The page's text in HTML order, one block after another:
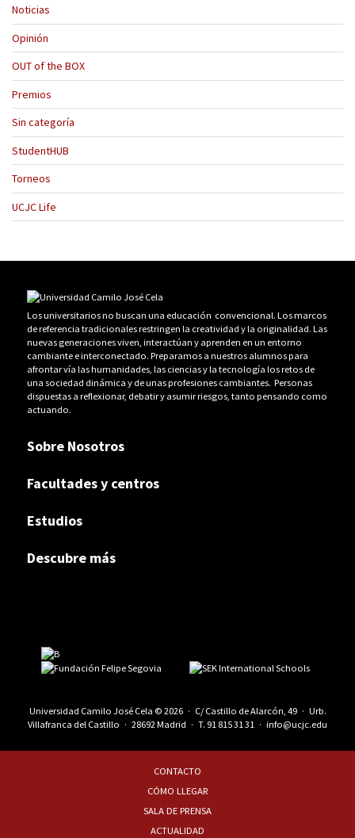
Noticias
Opinión
OUT of the BOX
Premios
Sin categoría
StudentHUB
Torneos
UCJC Life
Los universitarios no buscan una educación convencional. Los marcos
de referencia tradicionales restringen la creatividad y la originalidad. Las
nuevas generaciones viven, interactúan y aprenden en un entorno
cambiante e interconectado. Preparamos a nuestros alumnos para
afrontar vía las humanidades, las ciencias y la tecnología los retos de
una sociedad dinámica y de unas profesiones cambiantes. Personas
dispuestas a reflexionar, debatir y asumir riesgos, tanto pensando como
actuando.
Sobre Nosotros
Facultades y centros
Estudios
Descubre más
Universidad Camilo José Cela © 2026 · C/ Castillo de Alarcón, 49 · Urb.
Villafranca del Castillo · 28692 Madrid · T. 91 815 31 31 · info@ucjc.edu
CONTACTO
CÓMO LLEGAR
SALA DE PRENSA
ACTUALIDAD